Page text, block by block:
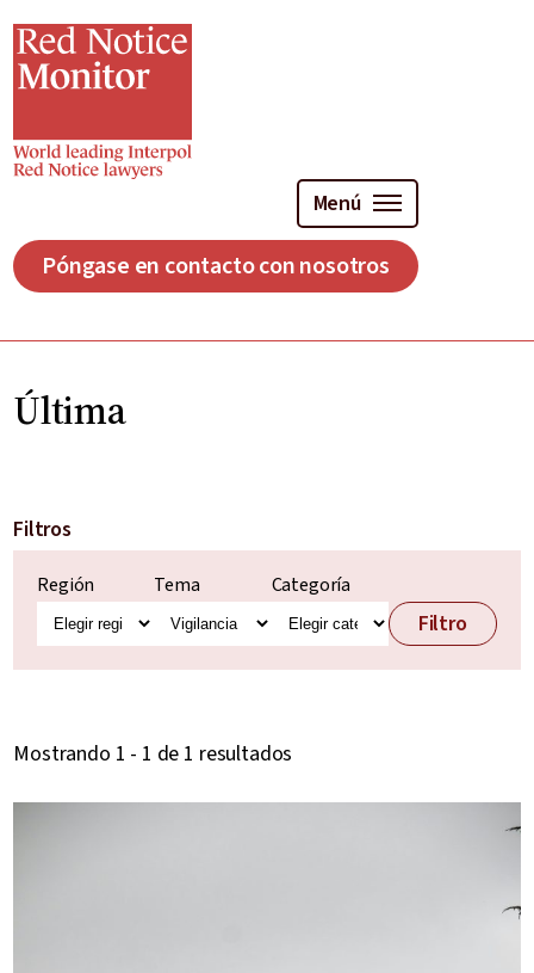
al
contenido
principal
Menú
Póngase en contacto con nosotros
Última
Filtros
Región Tema Categoría
Filtro
Mostrando 1 - 1 de 1 resultados